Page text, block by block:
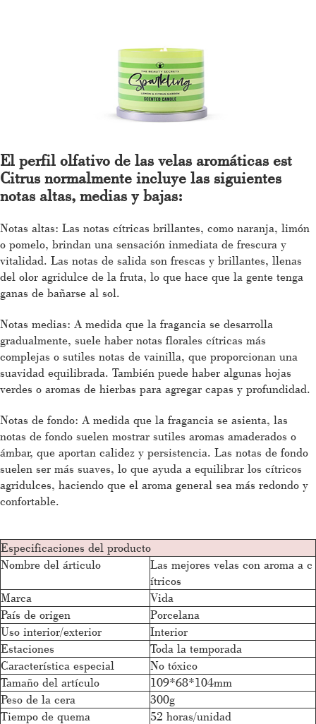
El perfil olfativo de las velas aromáticas est
Citrus normalmente incluye las siguientes
notas altas, medias y bajas:
Notas altas: Las notas cítricas brillantes, como naranja, limón
o pomelo, brindan una sensación inmediata de frescura y
vitalidad. Las notas de salida son frescas y brillantes, llenas
del olor agridulce de la fruta, lo que hace que la gente tenga
ganas de bañarse al sol.
Notas medias: A medida que la fragancia se desarrolla
gradualmente, suele haber notas florales cítricas más
complejas o sutiles notas de vainilla, que proporcionan una
suavidad equilibrada. También puede haber algunas hojas
verdes o aromas de hierbas para agregar capas y profundidad.
Notas de fondo: A medida que la fragancia se asienta, las
notas de fondo suelen mostrar sutiles aromas amaderados o
ámbar, que aportan calidez y persistencia. Las notas de fondo
suelen ser más suaves, lo que ayuda a equilibrar los cítricos
agridulces, haciendo que el aroma general sea más redondo y
confortable.
Especificaciones del producto
Nombre del árticulo
Las mejores velas con aroma a c
ítricos
Marca
Vida
País de origen
Porcelana
Uso interior/exterior
Interior
Estaciones
Toda la temporada
Característica especial
No tóxico
Tamaño del artículo
109*68*104mm
Peso de la cera
300g
Tiempo de quema
52 horas/unidad